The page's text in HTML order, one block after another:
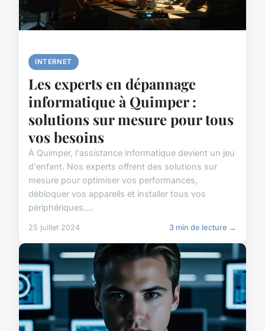
INTERNET
Les experts en dépannage
informatique à Quimper :
solutions sur mesure pour tous
vos besoins
À Quimper, l'assistance informatique devient un jeu
d'enfant. Nos experts offrent des solutions sur
mesure pour optimiser vos performances,
débloquer vos appareils et installer tous vos
périphériques....
25 juillet 2024 3 min de lecture →